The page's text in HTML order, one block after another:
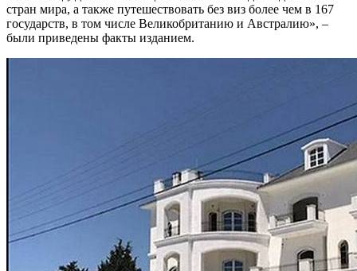
стран мира, а также путешествовать без виз более чем в 167
государств, в том числе Великобританию и Австралию», –
были приведены факты изданием.